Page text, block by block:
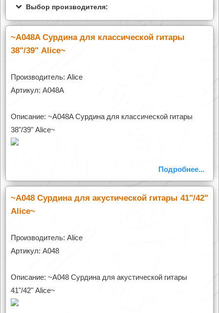
Выбор производителя:
~A048A Сурдина для классической гитары
38"/39" Alice~
Производитель: Alice
Артикул: A048A
Описание: ~A048A Сурдина для классической гитары
38"/39" Alice~
Подробнее...
~A048 Сурдина для акустической гитары 41"/42"
Alice~
Производитель: Alice
Артикул: A048
Описание: ~A048 Сурдина для акустической гитары
41"/42" Alice~